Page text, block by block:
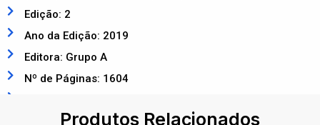
Edição: 2
Ano da Edição: 2019
Editora: Grupo A
Nº de Páginas: 1604
Produtos Relacionados